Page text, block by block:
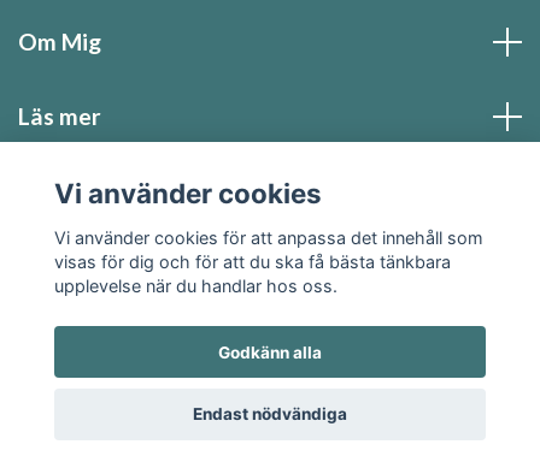
Om Mig
Läs mer
Sociala medier
© 2026 Angelicas Livsmagi
Vi använder cookies
Vi använder cookies för att anpassa det innehåll som
visas för dig och för att du ska få bästa tänkbara
upplevelse när du handlar hos oss.
Godkänn alla
Endast nödvändiga